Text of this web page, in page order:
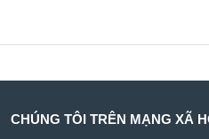
CHÚNG TÔI TRÊN MẠNG XÃ